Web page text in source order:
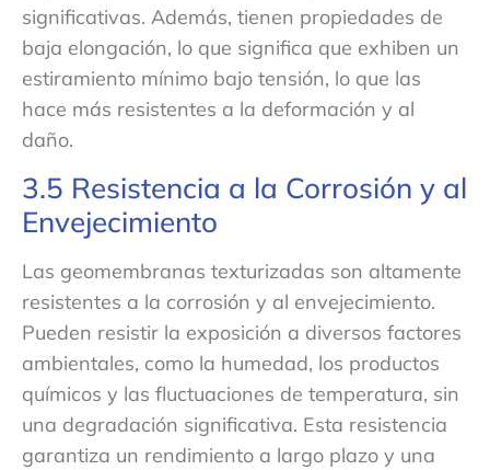
significativas. Además, tienen propiedades de
baja elongación, lo que significa que exhiben un
estiramiento mínimo bajo tensión, lo que las
hace más resistentes a la deformación y al
daño.
3.5 Resistencia a la Corrosión y al
Envejecimiento
Las geomembranas texturizadas son altamente
resistentes a la corrosión y al envejecimiento.
Pueden resistir la exposición a diversos factores
ambientales, como la humedad, los productos
químicos y las fluctuaciones de temperatura, sin
una degradación significativa. Esta resistencia
garantiza un rendimiento a largo plazo y una